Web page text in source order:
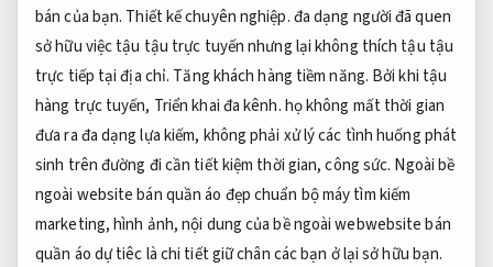
bán của bạn. Thiết kế chuyên nghiệp.đa dạng người đã quen
sở hữu việc tậu tậu trực tuyến nhưng lại không thích tậu tậu
trực tiếp tại địa chỉ. Tăng khách hàng tiềm năng. Bởi khi tậu
hàng trực tuyến, Triển khai đa kênh.họ không mất thời gian
đưa ra đa dạng lựa kiếm, không phải xử lý các tình huống phát
sinh trên đường đi cần tiết kiệm thời gian, công sức. Ngoài bề
ngoài website bán quần áo đẹp chuẩn bộ máy tìm kiếm
marketing, hình ảnh, nội dung của bề ngoài webwebsite bán
quần áo dự tiêc là chi tiết giữ chân các bạn ở lại sở hữu bạn.